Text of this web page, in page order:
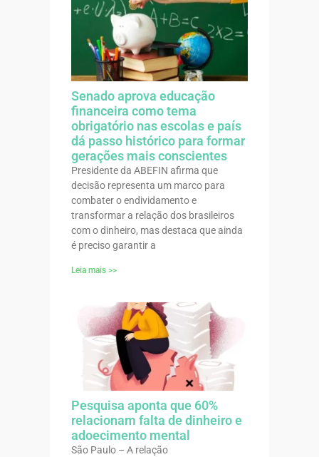
Senado aprova educação
financeira como tema
obrigatório nas escolas e país
dá passo histórico para formar
gerações mais conscientes
Presidente da ABEFIN afirma que
decisão representa um marco para
combater o endividamento e
transformar a relação dos brasileiros
com o dinheiro, mas destaca que ainda
é preciso garantir a
Leia mais >>
Pesquisa aponta que 60%
relacionam falta de dinheiro e
adoecimento mental
São Paulo – A relação